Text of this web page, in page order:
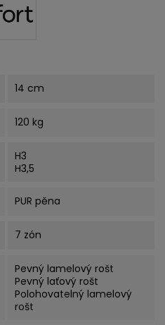
14 cm
120 kg
H3
H3,5
PUR pěna
7 zón
Pevný lamelový rošt
Pevný laťový rošt
Polohovatelný lamelový
rošt